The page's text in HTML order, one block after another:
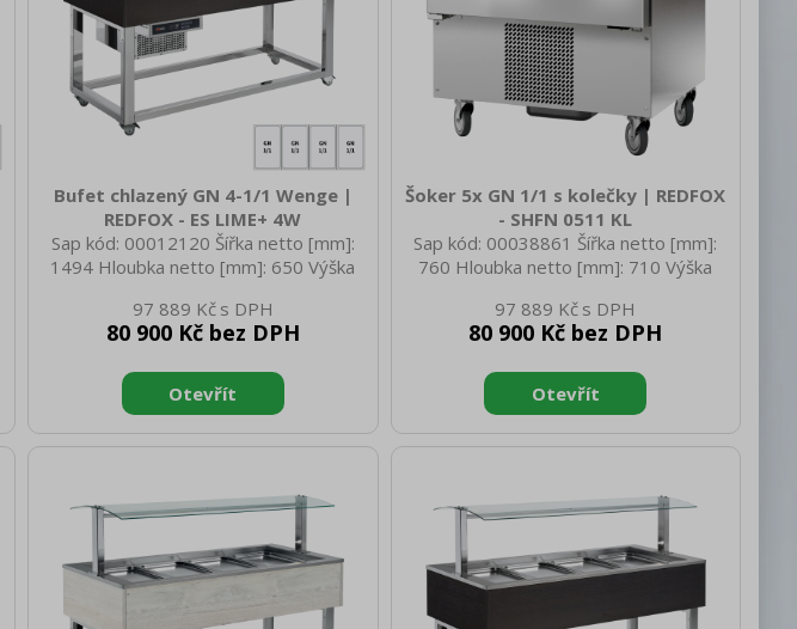
Bufet chlazený GN 4-1/1 Wenge |
REDFOX - ES LIME+ 4W
Sap kód: 00012120 Šířka netto [mm]:
1494 Hloubka netto [mm]: 650 Výška
95.00 Šířka brutto [mm]: 1558 Hloubka
brutto [mm]: 714 Výška brutto [mm]:
Typ spotřebiče: Elektrické zařízení Typ
bufetu: LIME - chlazený, statické
chlazení, mělký Typ vlastností zařízení:
Napájení: 230 V / 1N - 50 Hz Počet GN
/ EN zařízení: 4 Velikost GN /
97 889 Kč
80 900 Kč bez DPH
Šoker 5x GN 1/1 s kolečky | REDFOX
- SHFN 0511 KL
Sap kód: 00038861 Šířka netto [mm]:
760 Hloubka netto [mm]: 710 Výška
88.00 Šířka brutto [mm]: 800 Hloubka
brutto [mm]: 778 Výška brutto [mm]:
spotřebiče: Elektrické zařízení Vnější
barva zařízení: Nerezové Otevírání
zařízení: Panty vlevo Příkon elektrický
R290 Počet GN / EN zařízení: 5
Velikost GN / EN zařízení [m
97 889 Kč
80 900 Kč bez DPH